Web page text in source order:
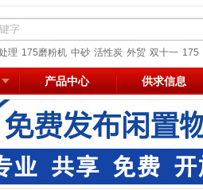
理 175磨粉机 中砂 活性炭 外贸 双十一 175
产品中心 供求信息